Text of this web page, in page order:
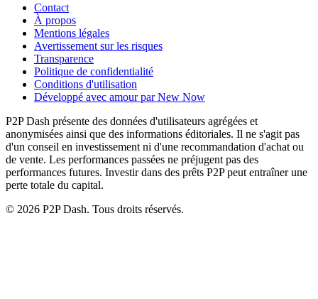
Contact
À propos
Mentions légales
Avertissement sur les risques
Transparence
Politique de confidentialité
Conditions d'utilisation
Développé avec amour par New Now
P2P Dash présente des données d'utilisateurs agrégées et
anonymisées ainsi que des informations éditoriales. Il ne s'agit pas
d'un conseil en investissement ni d'une recommandation d'achat ou
de vente. Les performances passées ne préjugent pas des
performances futures. Investir dans des prêts P2P peut entraîner une
perte totale du capital.
© 2026 P2P Dash. Tous droits réservés.